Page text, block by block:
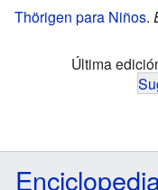
Thörigen para Niños.
Última